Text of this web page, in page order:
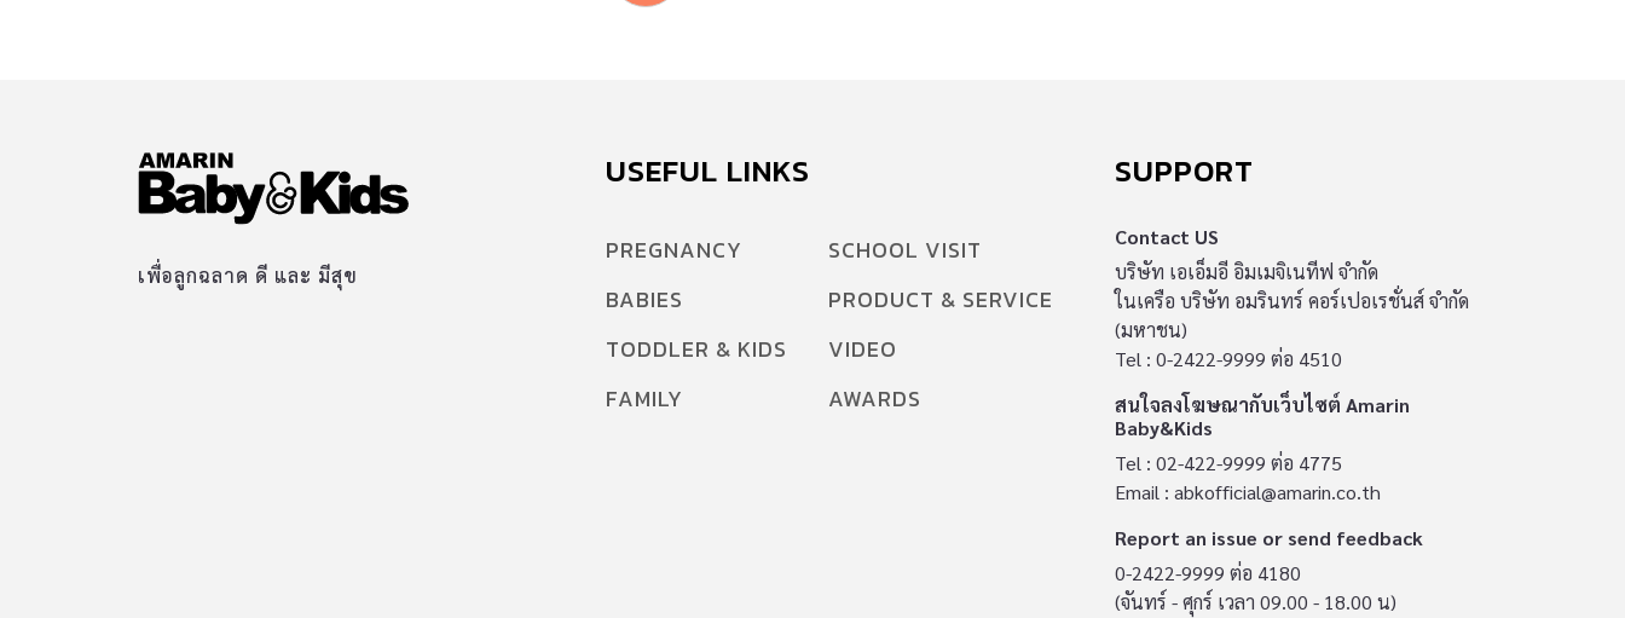
เพื่อลูกฉลาด ดี และ มีสุข
USEFUL LINKS
PREGNANCY
BABIES
TODDLER & KIDS
FAMILY
SCHOOL VISIT
PRODUCT & SERVICE
VIDEO
AWARDS
SUPPORT
Contact US
บริษัท เอเอ็มอี อิมเมจิเนทีฟ จำกัด
ในเครือ บริษัท อมรินทร์ คอร์เปอเรชั่นส์ จำกัด
(มหาชน)
Tel : 0-2422-9999 ต่อ 4510
สนใจลงโฆษณากับเว็บไซต์ Amarin
Baby&Kids
Tel : 02-422-9999 ต่อ 4775
Email : abkofficial@amarin.co.th
Report an issue or send feedback
0-2422-9999 ต่อ 4180
(จันทร์ - ศุกร์ เวลา 09.00 - 18.00 น)